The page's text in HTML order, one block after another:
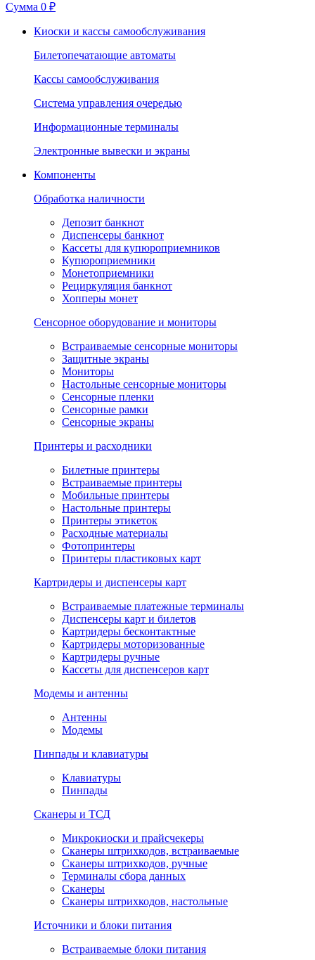
Сумма 0 ₽
Киоски и кассы самообслуживания
Билетопечатающие автоматы
Кассы самообслуживания
Система управления очередью
Информационные терминалы
Электронные вывески и экраны
Компоненты
Обработка наличности
Депозит банкнот
Диспенсеры банкнот
Кассеты для купюроприемников
Купюроприемники
Монетоприемники
Рециркуляция банкнот
Хопперы монет
Сенсорное оборудование и мониторы
Встраиваемые сенсорные мониторы
Защитные экраны
Мониторы
Настольные сенсорные мониторы
Сенсорные пленки
Сенсорные рамки
Сенсорные экраны
Принтеры и расходники
Билетные принтеры
Встраиваемые принтеры
Мобильные принтеры
Настольные принтеры
Принтеры этикеток
Расходные материалы
Фотопринтеры
Принтеры пластиковых карт
Картридеры и диспенсеры карт
Встраиваемые платежные терминалы
Диспенсеры карт и билетов
Картридеры бесконтактные
Картридеры моторизованные
Картридеры ручные
Кассеты для диспенсеров карт
Модемы и антенны
Антенны
Модемы
Пинпады и клавиатуры
Клавиатуры
Пинпады
Сканеры и ТСД
Микрокиоски и прайсчекеры
Сканеры штрихкодов, встраиваемые
Сканеры штрихкодов, ручные
Терминалы сбора данных
Сканеры
Сканеры штрихкодов, настольные
Источники и блоки питания
Встраиваемые блоки питания